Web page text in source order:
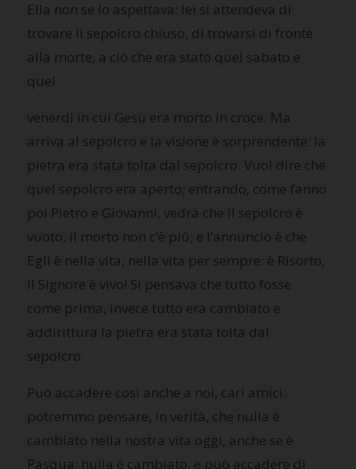
Ella non se lo aspettava: lei si attendeva di
trovare il sepolcro chiuso, di trovarsi di fronte
alla morte, a ciò che era stato quel sabato e
quel
venerdì in cui Gesù era morto in croce. Ma
arriva al sepolcro e la visione è sorprendente: la
pietra era stata tolta dal sepolcro. Vuol dire che
quel sepolcro era aperto; entrando, come fanno
poi Pietro e Giovanni, vedrà che il sepolcro è
vuoto, il morto non c’è più; e l’annuncio è che
Egli è nella vita; nella vita per sempre: è Risorto,
il Signore è vivo! Si pensava che tutto fosse
come prima, invece tutto era cambiato e
addirittura la pietra era stata tolta dal
sepolcro.
Può accadere così anche a noi, cari amici:
potremmo pensare, in verità, che nulla è
cambiato nella nostra vita oggi, anche se è
Pasqua; nulla è cambiato, e può accadere di